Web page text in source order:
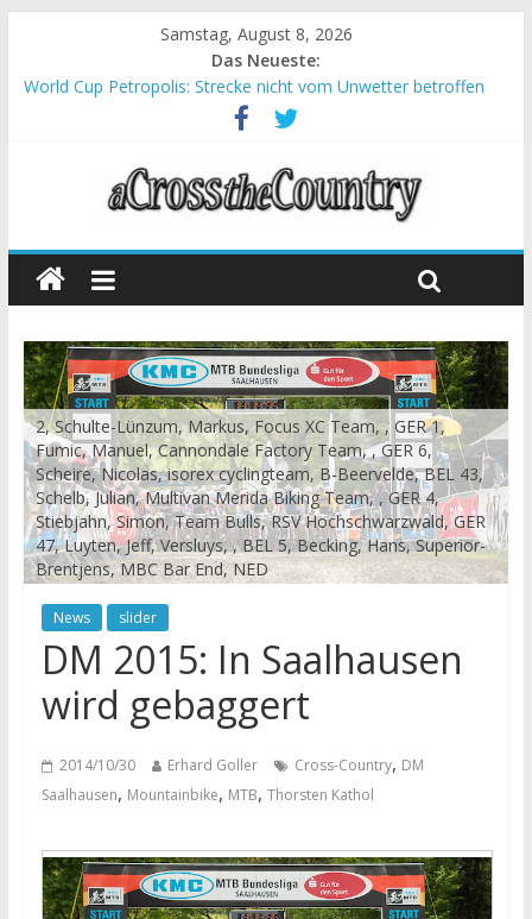
Samstag, August 8, 2026
Das Neueste:
World Cup Petropolis: Strecke nicht vom Unwetter betroffen
Krumbach und Obergessertshausen: Mountainbike-Bundesliga
Supercup Massi Banyoles: Siege für Carod und Richards
Halbzeit beim Andalucia Bike Race: Weltmeister Seewald führt
Chelva: Schweizer Doppelsieg beim ersten XCO-Rennen der
2, Schulte-Lünzum, Markus, Focus XC Team, , GER 1,
Fumic, Manuel, Cannondale Factory Team, , GER 6,
Scheire, Nicolas, isorex cyclingteam, B-Beervelde, BEL 43,
Schelb, Julian, Multivan Merida Biking Team, , GER 4,
Stiebjahn, Simon, Team Bulls, RSV Hochschwarzwald, GER
47, Luyten, Jeff, Versluys, , BEL 5, Becking, Hans, Superior-
Brentjens, MBC Bar End, NED
News slider
DM 2015: In Saalhausen
wird gebaggert
2014/10/30 Erhard Goller Cross-Country, DM
Saalhausen, Mountainbike, MTB, Thorsten Kathol